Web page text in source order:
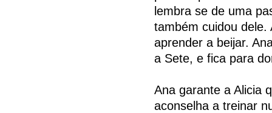
lembra se de uma
também cuidou dele.
aprender a beijar.
a Sete, e fica para
Ana garante a Alicia
aconselha a treinar